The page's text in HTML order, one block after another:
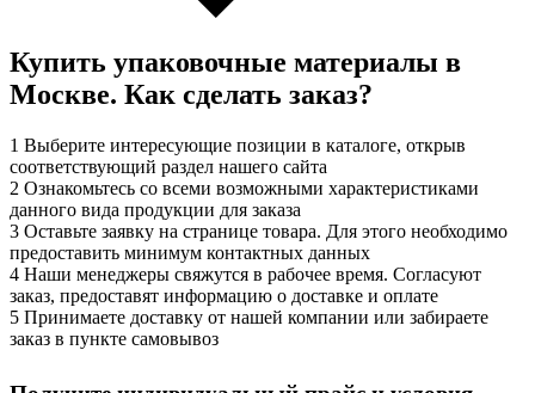
Купить упаковочные материалы в
Москве. Как сделать заказ?
1 Выберите интересующие позиции в каталоге, открыв
соответствующий раздел нашего сайта
2 Ознакомьтесь со всеми возможными характеристиками
данного вида продукции для заказа
3 Оставьте заявку на странице товара. Для этого необходимо
предоставить минимум контактных данных
4 Наши менеджеры свяжутся в рабочее время. Согласуют
заказ, предоставят информацию о доставке и оплате
5 Принимаете доставку от нашей компании или забираете
заказ в пункте самовывоз